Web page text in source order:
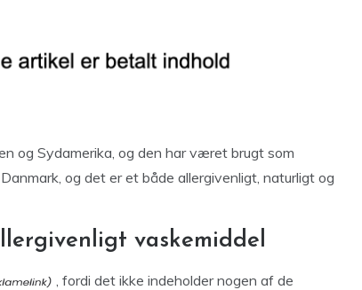
og Sydamerika, og den har været brugt som
og det er et både allergivenligt, naturligt og
vaskemiddel
, fordi det ikke indeholder nogen af de